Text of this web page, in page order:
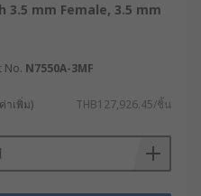
mm Female, 3.5 mm
No. N7550A-3MF
าเพิ่ม) THB127,926.45/ชิ้น